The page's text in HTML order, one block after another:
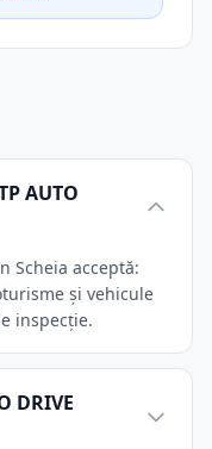
AUTO
Scheia acceptă:
și vehicule
inspecție.
DRIVE